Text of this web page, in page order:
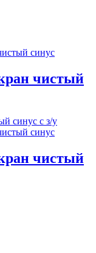
синус
чистый
синус
чистый